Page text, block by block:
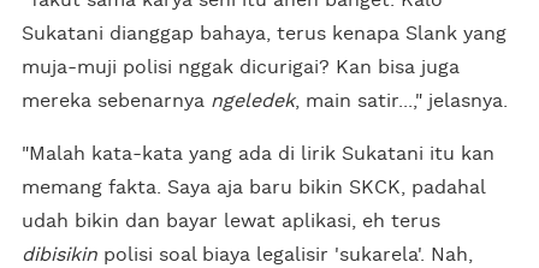
Sukatani dianggap bahaya, terus kenapa Slank yang
muja-muji polisi nggak dicurigai? Kan bisa juga
mereka sebenarnya ngeledek, main satir...," jelasnya.
"Malah kata-kata yang ada di lirik Sukatani itu kan
memang fakta. Saya aja baru bikin SKCK, padahal
udah bikin dan bayar lewat aplikasi, eh terus
dibisikin polisi soal biaya legalisir 'sukarela'. Nah,